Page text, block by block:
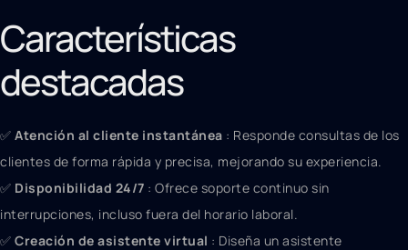
Características
destacadas
✅ Atención al cliente instantánea : Responde consultas de los
clientes de forma rápida y precisa, mejorando su experiencia.
✅ Disponibilidad 24/7 : Ofrece soporte continuo sin
interrupciones, incluso fuera del horario laboral.
✅ Creación de asistente virtual : Diseña un asistente